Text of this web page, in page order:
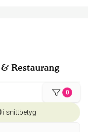
Restaurang
0
i snittbetyg